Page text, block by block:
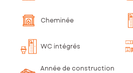
Cheminée
WC intégrés
Année de construction